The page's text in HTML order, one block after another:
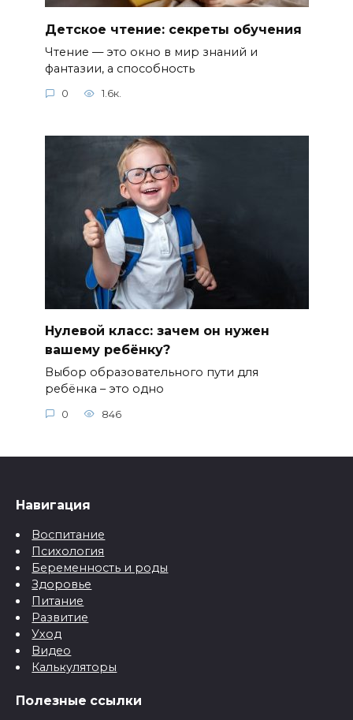
Детское чтение: секреты обучения
Чтение — это окно в мир знаний и
фантазии, а способность
0 1.6к.
Нулевой класс: зачем он нужен
вашему ребёнку?
Выбор образовательного пути для
ребёнка – это одно
0 846
Навигация
Воспитание
Психология
Беременность и роды
Здоровье
Питание
Развитие
Уход
Видео
Калькуляторы
Полезные ссылки